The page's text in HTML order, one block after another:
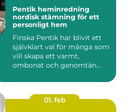
Pentik heminredning
nordisk stämning för ett
personligt hem
Finska Pentik har blivit ett
självklart val för många som
vill skapa ett varmt,
ombonat och genomtän...
01. feb